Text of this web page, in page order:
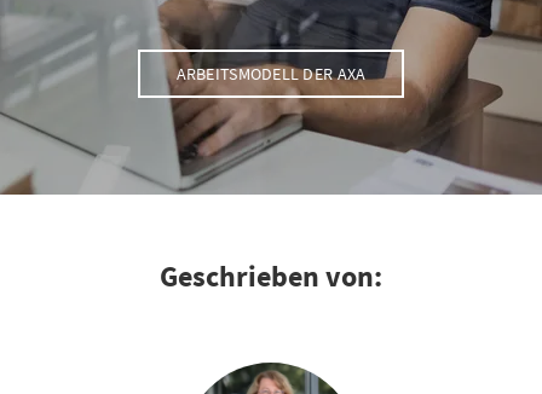
ARBEITSMODELL DER AXA
Geschrieben von: